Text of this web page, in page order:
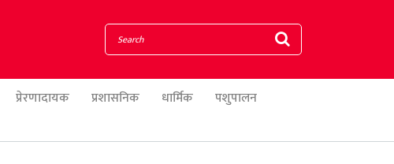
प्रेरणादायक प्रशासनिक धार्मिक
पशुपालन